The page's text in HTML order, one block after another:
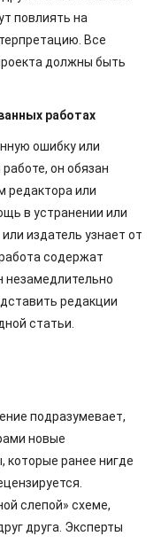
повлиять на
Все
должны быть
работах
ошибку или
он обязан
редактора или
в устранении или
издатель узнает от
содержат
незамедлительно
редакции
статьи.
подразумевает,
новые
которые ранее нигде
слепой» схеме,
друга. Эксперты